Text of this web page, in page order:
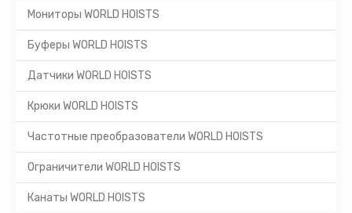
Мониторы WORLD HOISTS
Буферы WORLD HOISTS
Датчики WORLD HOISTS
Крюки WORLD HOISTS
Частотные преобразователи WORLD HOISTS
Ограничители WORLD HOISTS
Канаты WORLD HOISTS